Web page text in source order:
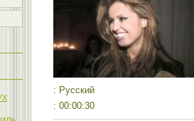
: Русский
: 00:00:30